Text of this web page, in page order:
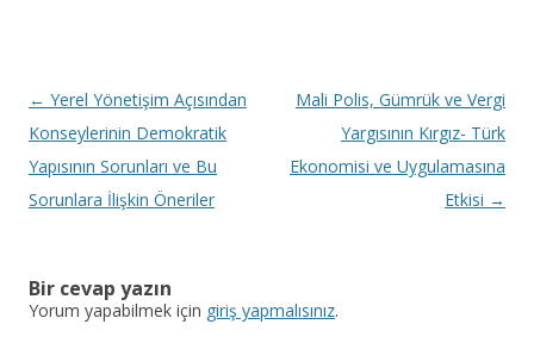
Y
a
z
ı
l
← Yerel Yönetişim Açısından
Konseylerinin Demokratik
Yapısının Sorunları ve Bu
Sorunlara İlişkin Öneriler
Mali Polis, Gümrük ve Vergi
Yargısının Kırgız- Türk
Ekonomisi ve Uygulamasına
Etkisi →
Bir cevap yazın
Yorum yapabilmek için giriş yapmalısınız.